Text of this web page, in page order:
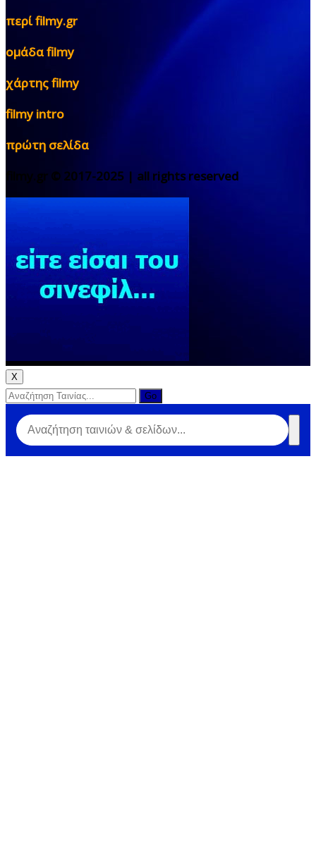
περί filmy.gr
ομάδα filmy
χάρτης filmy
filmy intro
πρώτη σελίδα
filmy.gr © 2017-2025 | all rights reserved
X